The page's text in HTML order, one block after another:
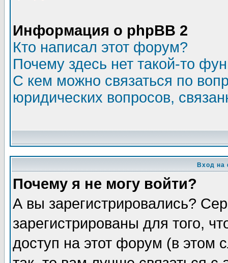
Информация о phpBB 2
Кто написал этот форум?
Почему здесь нет такой-то
С кем можно связаться по
юридических вопросов,
Вход на
Почему я не могу войти?
А вы зарегистрировались?
зарегистрированы для того,
доступ на этот форум (в этом